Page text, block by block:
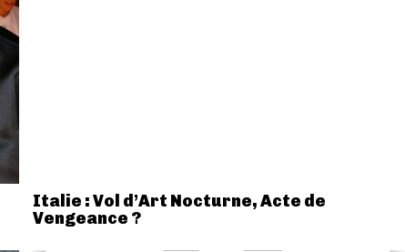
Italie : Vol d’Art Nocturne, Acte de
Vengeance ?